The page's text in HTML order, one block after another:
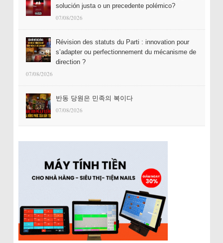
solución justa o un precedente polémico?
07/08/2026
Révision des statuts du Parti : innovation pour
s’adapter ou perfectionnement du mécanisme de
direction ?
07/08/2026
반동 당원은 민족의 복이다
07/08/2026